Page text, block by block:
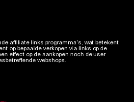
affiliate links programma’s, wat betekent
op bepaalde verkopen via links op de
effect op de aankopen noch de user
webshops.